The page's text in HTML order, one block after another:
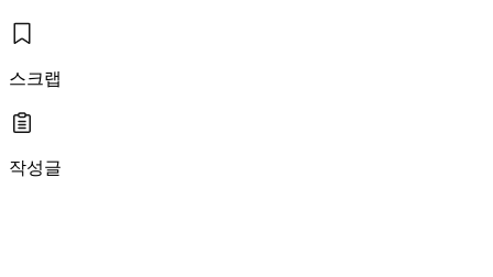
스크랩
작성글